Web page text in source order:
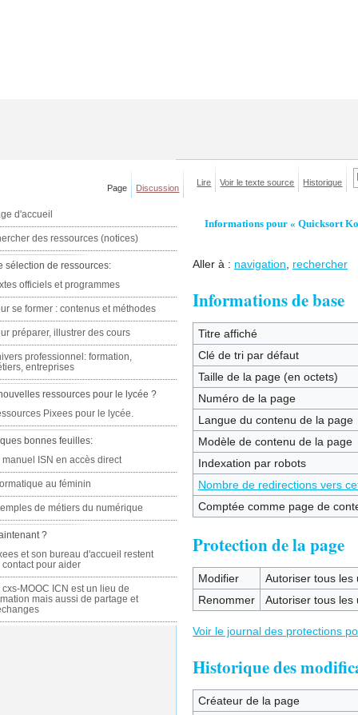
Informations pour « Quicksort
Aller à : navigation rechercher
Informations de base
Titre affiché
Clé de tri par défaut
Taille de la page (en octets)
Numéro de la page
Langue du contenu de la page
Modèle de contenu de la page
Indexation par robots
Nombre de redirections vers
Comptée comme page de
Protection de la page
Modifier
Autoriser tous les
Renommer
Autoriser tous les
Voir le journal des protections
Historique des
Créateur de la page
Page Discussion
Lire Voir le texte source Historique
d'accueil
des ressources (notices)
sélection de ressources:
officiels et programmes
se former : contenus et méthodes
préparer, illustrer des cours
professionnel: formation,
entreprises
ressources pour le lycée ?
Pixees pour le lycée.
bonnes feuilles:
manuel ISN en accès direct
au féminin
de métiers du numérique
?
et son bureau d'accueil restent
contact pour aider
cxs-MOOC ICN est un lieu de
mais aussi de partage et